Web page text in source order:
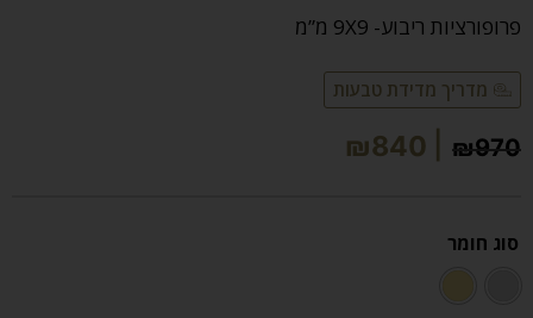
פרופורציות ריבוע- 9X9 מ”מ
מדריך מדידת טבעות
₪970
₪840
סוג חומר